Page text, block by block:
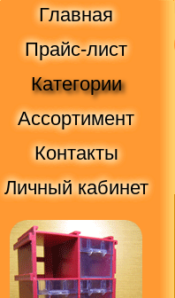
Главная
Прайс-лист
Категории
Ассортимент
Контакты
Личный кабинет